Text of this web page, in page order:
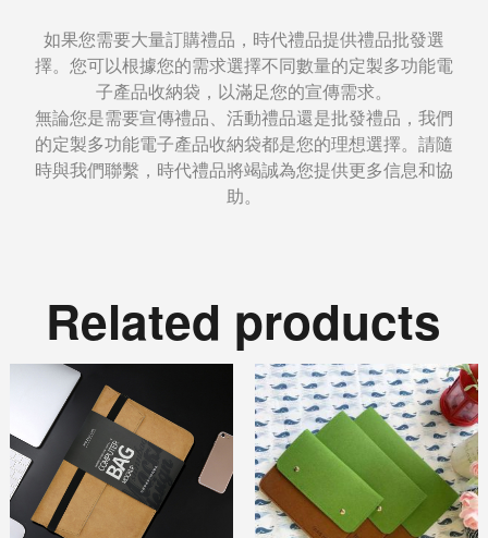
如果您需要大量訂購禮品，時代禮品提供禮品批發選
擇。您可以根據您的需求選擇不同數量的定製多功能電
子產品收納袋，以滿足您的宣傳需求。
無論您是需要宣傳禮品、活動禮品還是批發禮品，我們
的定製多功能電子產品收納袋都是您的理想選擇。請隨
時與我們聯繫，時代禮品將竭誠為您提供更多信息和協
助。
Related products